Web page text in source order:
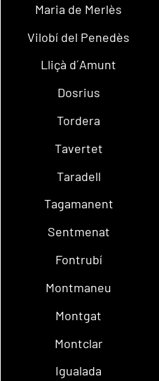
Maria de Merlès
Vilobí del Penedès
Lliçà d´Amunt
Dosrius
Tordera
Tavertet
Taradell
Tagamanent
Sentmenat
Fontrubí
Montmaneu
Montgat
Montclar
Igualada